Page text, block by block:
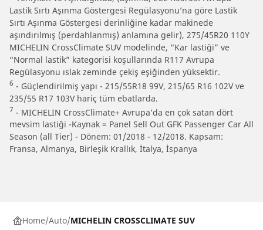
Lastik Sırtı Aşınma Göstergesi Regülasyonu’na göre Lastik
Sırtı Aşınma Göstergesi derinliğine kadar makinede
aşındırılmış (perdahlanmış) anlamına gelir), 275/45R20 110Y
MICHELIN CrossClimate SUV modelinde, “Kar lastiği” ve
“Normal lastik” kategorisi koşullarında R117 Avrupa
Regülasyonu ıslak zeminde çekiş eşiğinden yüksektir.
6 - Güçlendirilmiş yapı - 215/55R18 99V, 215/65 R16 102V ve
235/55 R17 103V hariç tüm ebatlarda.
7 - MICHELIN CrossClimate+ Avrupa’da en çok satan dört
mevsim lastiği -Kaynak = Panel Sell Out GFK Passenger Car All
Season (all Tier) - Dönem: 01/2018 - 12/2018. Kapsam:
Fransa, Almanya, Birleşik Krallık, İtalya, İspanya
Home Auto MICHELIN CROSSCLIMATE SUV